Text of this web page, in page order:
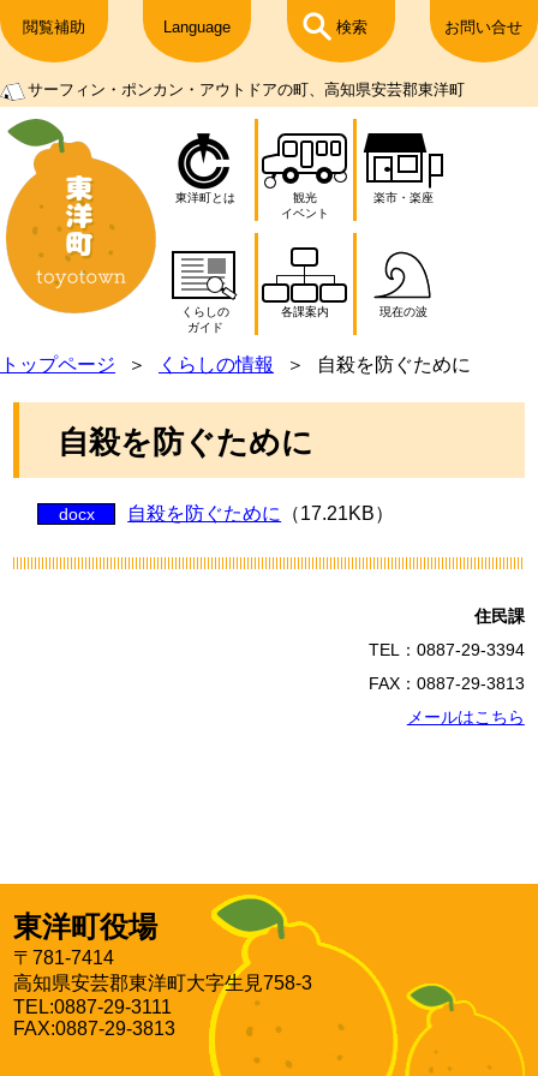
閲覧補助 Language 検索 お問い合せ
サーフィン・ポンカン・アウトドアの町、高知県安芸郡東洋町
東洋町とは
観光
イベント
楽市・楽座
くらしの
ガイド
各課案内 現在の波
トップページ くらしの情報 自殺を防ぐために
自殺を防ぐために
docx 自殺を防ぐために （17.21KB）
住民課
TEL：0887-29-3394
FAX：0887-29-3813
メールはこちら
東洋町役場
〒781-7414
高知県安芸郡東洋町大字生見758-3
TEL:0887-29-3111
FAX:0887-29-3813